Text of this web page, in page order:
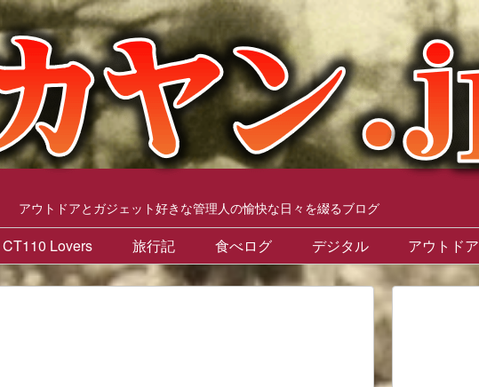
アウトドアとガジェット好きな管理人の愉快な日々を綴るブログ
CT110 Lovers 旅行記 食べログ デジタル アウトドア